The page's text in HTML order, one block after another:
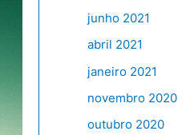
junho 2021
abril 2021
janeiro 2021
novembro 2020
outubro 2020